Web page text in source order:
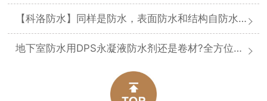
【科洛防水】同样是防水，表面防水和结构自防水差在哪
地下室防水用DPS永凝液防水剂还是卷材?全方位对比分析